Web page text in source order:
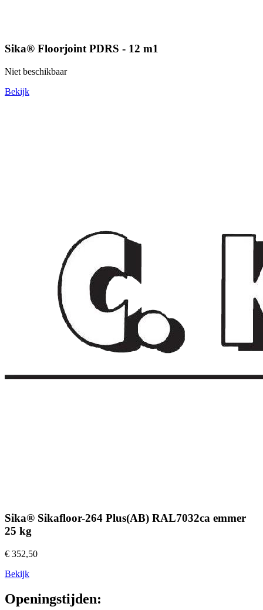
Sika® Floorjoint PDRS - 12 m1
Niet beschikbaar
Bekijk
Sika® Sikafloor-264 Plus(AB) RAL7032ca emmer
25 kg
€ 352,50
Bekijk
Openingstijden: